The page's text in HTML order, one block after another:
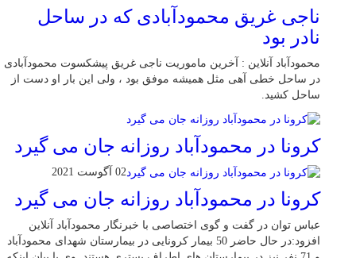
ناجی غریق محمودآبادی که در ساحل
نادر بود
محمودآباد آنلاین : آخرین ماموریت ناجی غریق پیشکسوت محمودآبادی
در ساحل خطی آهی مثل همیشه موفق بود ، ولی این بار او دست از
ساحل کشید.
کرونا در محمودآباد روزانه جان می گیرد
02 آگوست 2021
کرونا در محمودآباد روزانه جان می گیرد
عباس توان در گفت و گوی اختصاصی با خبرنگار محمودآباد آنلاین
افزود:در حال حاضر 50 بیمار کرونایی در بیمارستان شهدای محمودآباد